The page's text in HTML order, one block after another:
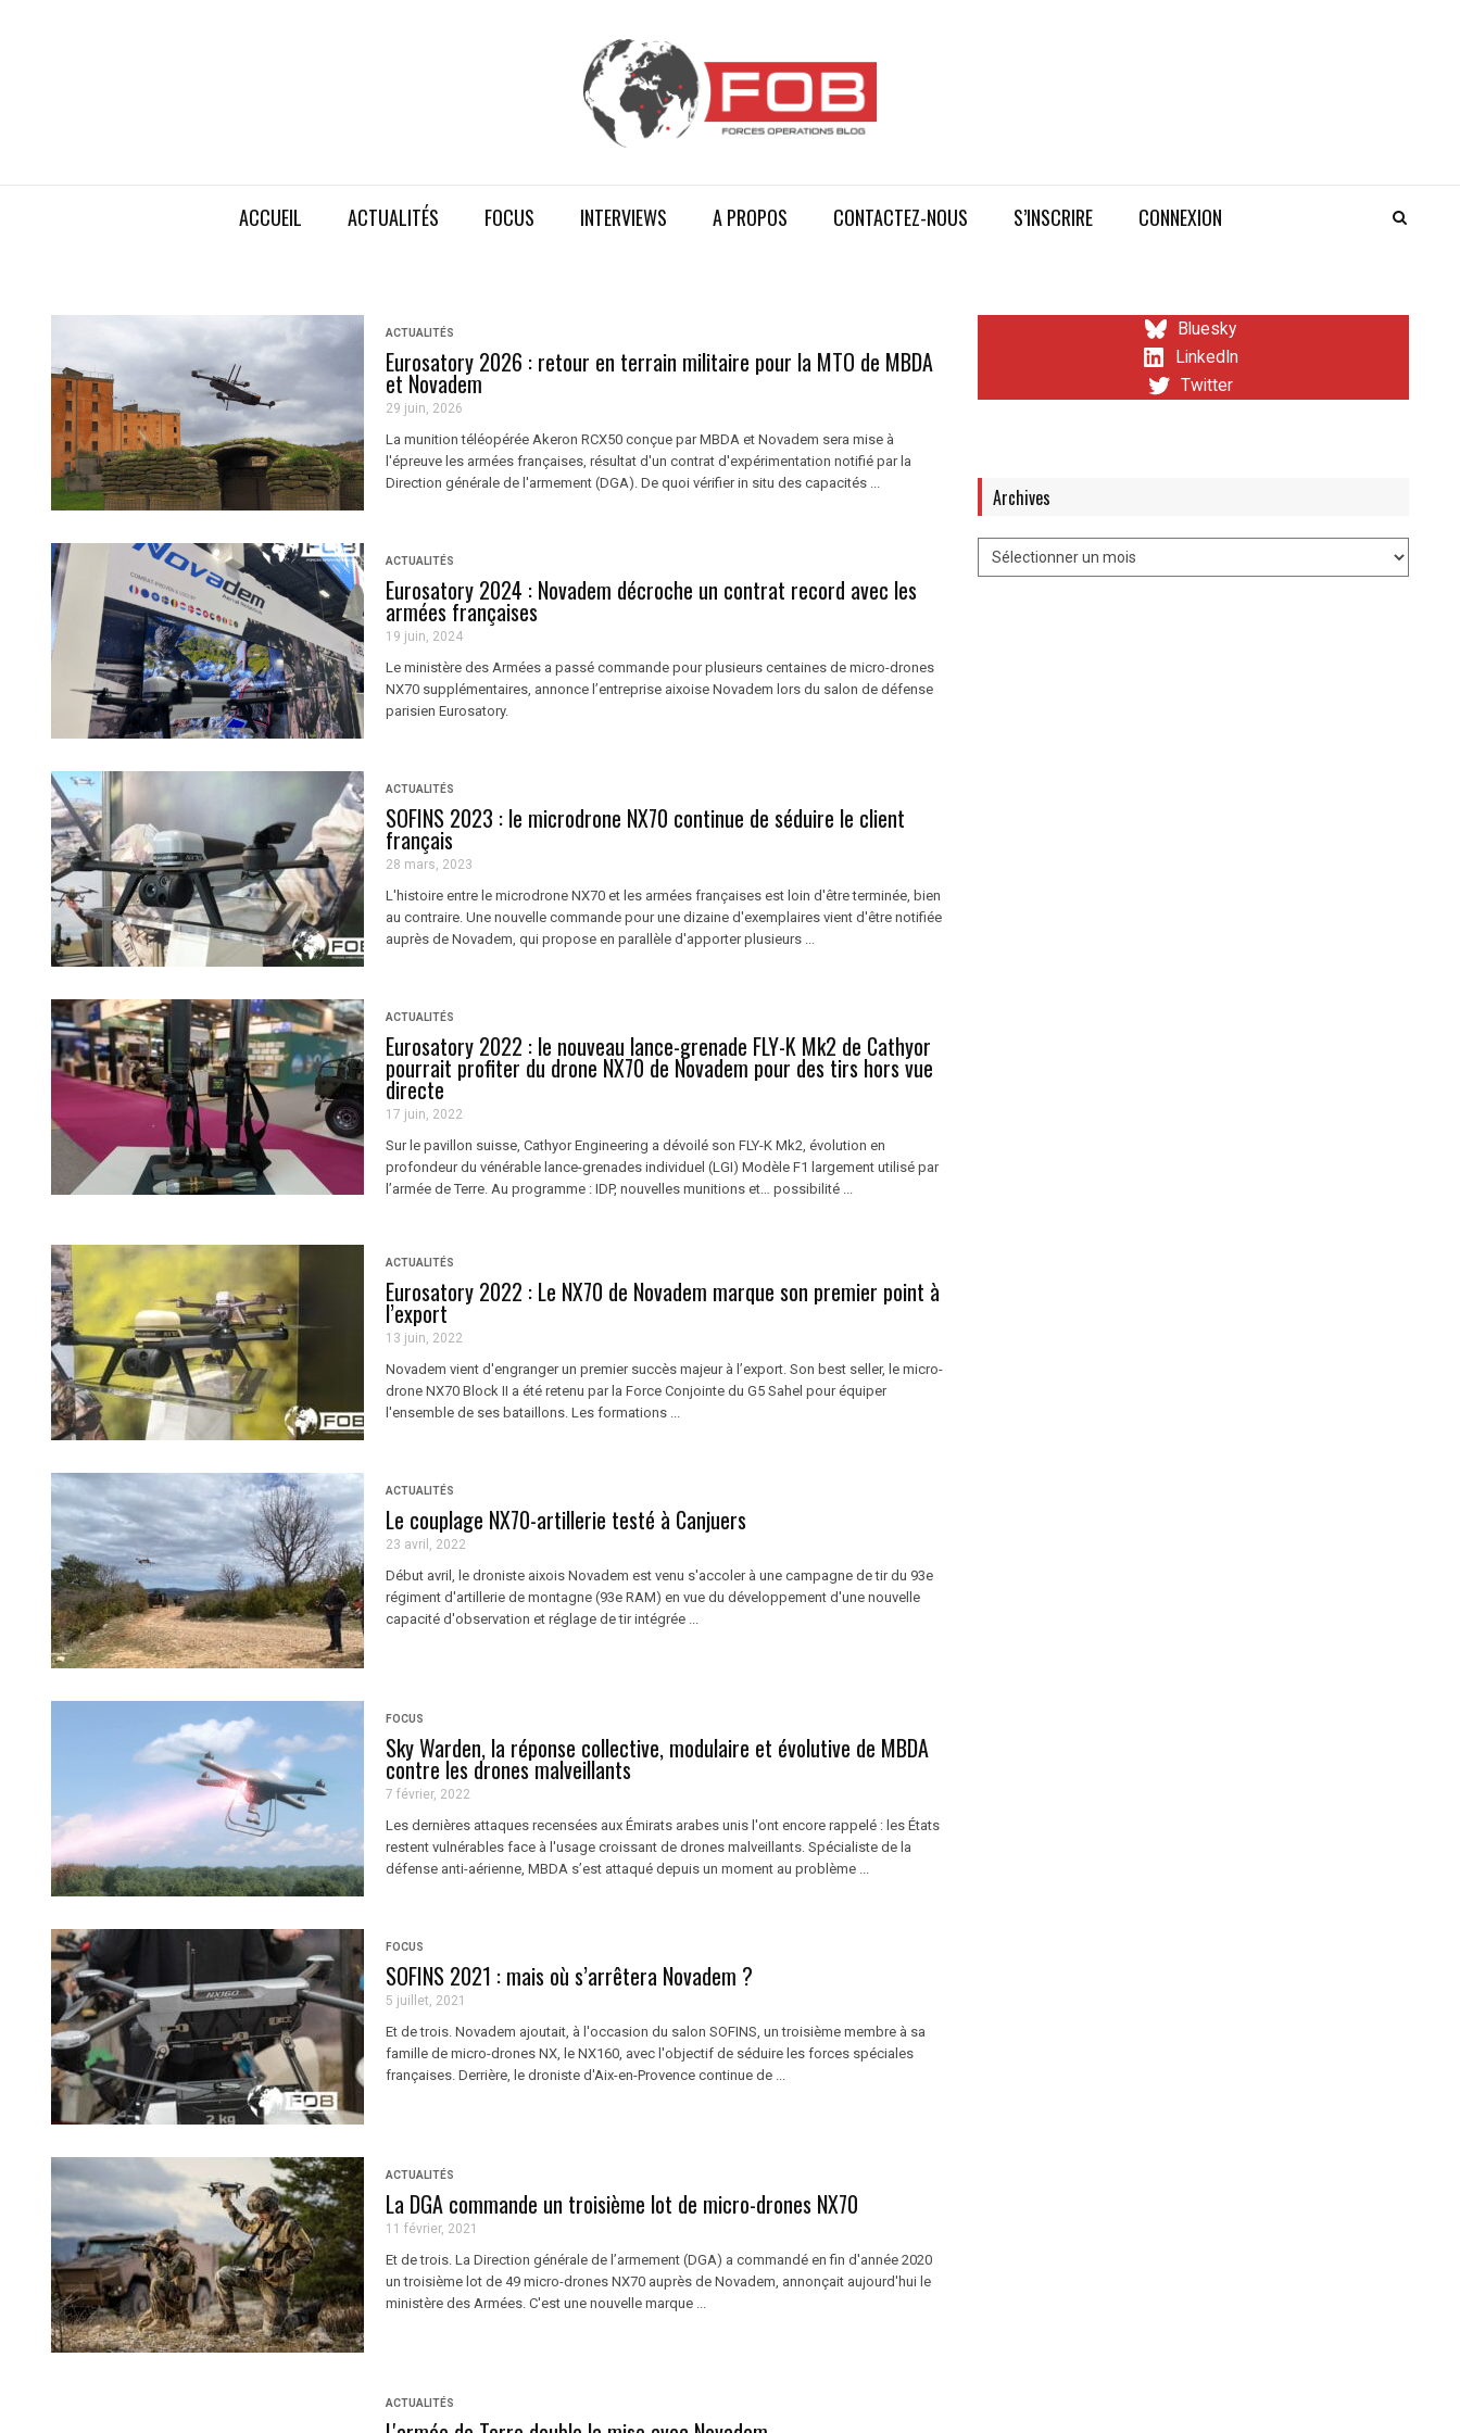
ACCUEIL ACTUALITÉS FOCUS INTERVIEWS A PROPOS CONTACTEZ-NOUS S’INSCRIRE CONNEXION
ACTUALITÉS
Eurosatory 2026 : retour en terrain militaire pour la MTO de MBDA
et Novadem
29 juin, 2026
La munition téléopérée Akeron RCX50 conçue par MBDA et Novadem sera mise à
l'épreuve les armées françaises, résultat d'un contrat d'expérimentation notifié par la
Direction générale de l'armement (DGA). De quoi vérifier in situ des capacités ...
ACTUALITÉS
Eurosatory 2024 : Novadem décroche un contrat record avec les
armées françaises
19 juin, 2024
Le ministère des Armées a passé commande pour plusieurs centaines de micro-drones
NX70 supplémentaires, annonce l’entreprise aixoise Novadem lors du salon de défense
parisien Eurosatory.
ACTUALITÉS
SOFINS 2023 : le microdrone NX70 continue de séduire le client
français
28 mars, 2023
L'histoire entre le microdrone NX70 et les armées françaises est loin d'être terminée, bien
au contraire. Une nouvelle commande pour une dizaine d'exemplaires vient d'être notifiée
auprès de Novadem, qui propose en parallèle d'apporter plusieurs ...
ACTUALITÉS
Eurosatory 2022 : le nouveau lance-grenade FLY-K Mk2 de Cathyor
pourrait profiter du drone NX70 de Novadem pour des tirs hors vue
directe
17 juin, 2022
Sur le pavillon suisse, Cathyor Engineering a dévoilé son FLY-K Mk2, évolution en
profondeur du vénérable lance-grenades individuel (LGI) Modèle F1 largement utilisé par
l’armée de Terre. Au programme : IDP, nouvelles munitions et… possibilité ...
ACTUALITÉS
Eurosatory 2022 : Le NX70 de Novadem marque son premier point à
l’export
13 juin, 2022
Novadem vient d'engranger un premier succès majeur à l’export. Son best seller, le micro-
drone NX70 Block II a été retenu par la Force Conjointe du G5 Sahel pour équiper
l'ensemble de ses bataillons. Les formations ...
ACTUALITÉS
Le couplage NX70-artillerie testé à Canjuers
23 avril, 2022
Début avril, le droniste aixois Novadem est venu s'accoler à une campagne de tir du 93e
régiment d'artillerie de montagne (93e RAM) en vue du développement d'une nouvelle
capacité d'observation et réglage de tir intégrée ...
FOCUS
Sky Warden, la réponse collective, modulaire et évolutive de MBDA
contre les drones malveillants
7 février, 2022
Les dernières attaques recensées aux Émirats arabes unis l'ont encore rappelé : les États
restent vulnérables face à l'usage croissant de drones malveillants. Spécialiste de la
défense anti-aérienne, MBDA s’est attaqué depuis un moment au problème ...
FOCUS
SOFINS 2021 : mais où s’arrêtera Novadem ?
5 juillet, 2021
Et de trois. Novadem ajoutait, à l'occasion du salon SOFINS, un troisième membre à sa
famille de micro-drones NX, le NX160, avec l'objectif de séduire les forces spéciales
françaises. Derrière, le droniste d'Aix-en-Provence continue de ...
ACTUALITÉS
La DGA commande un troisième lot de micro-drones NX70
11 février, 2021
Et de trois. La Direction générale de l’armement (DGA) a commandé en fin d'année 2020
un troisième lot de 49 micro-drones NX70 auprès de Novadem, annonçait aujourd'hui le
ministère des Armées. C'est une nouvelle marque ...
ACTUALITÉS
Bluesky
LinkedIn
Twitter
Archives